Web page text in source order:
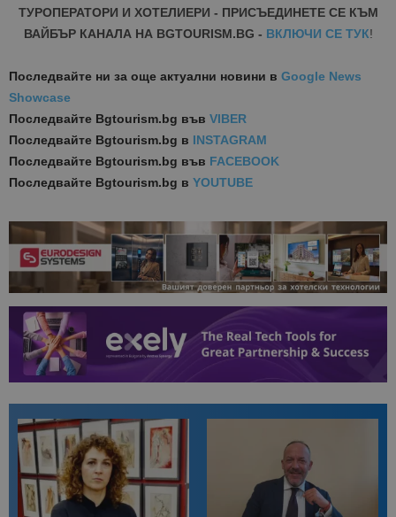
ТУРОПЕРАТОРИ И ХОТЕЛИЕРИ - ПРИСЪЕДИНЕТЕ СЕ КЪМ
ВАЙБЪР КАНАЛА НА BGTOURISM.BG - ВКЛЮЧИ СЕ ТУК!
Последвайте ни за още актуални новини в Google News
Showcase
Последвайте Bgtourism.bg във VIBER
Последвайте Bgtourism.bg в INSTAGRAM
Последвайте Bgtourism.bg във FACEBOOK
Последвайте Bgtourism.bg в YOUTUBE